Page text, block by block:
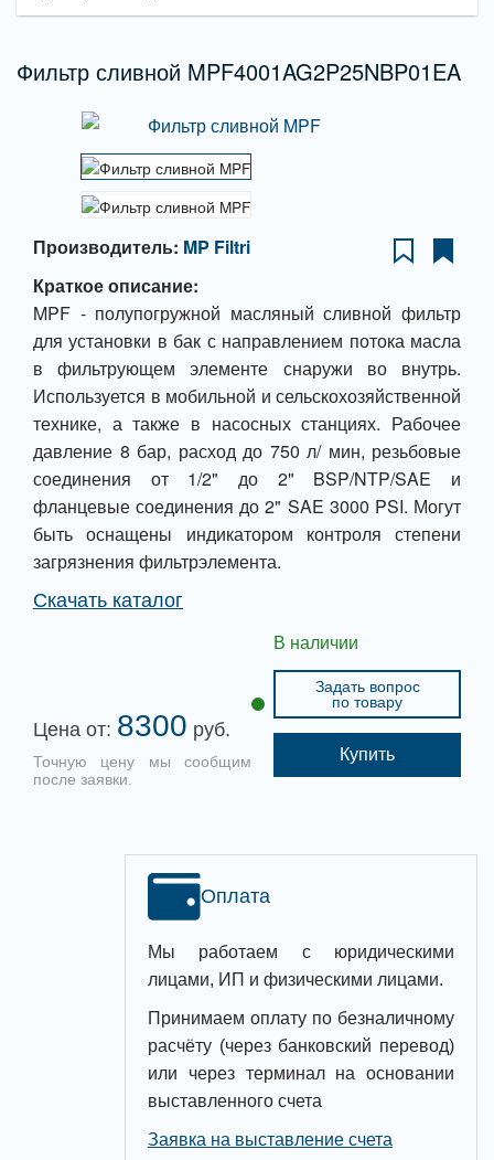
Фильтр сливной MPF4001AG2P25NBP01EA
Производитель: MP Filtri
Краткое описание:
MPF - полупогружной масляный сливной фильтр
для установки в бак с направлением потока масла
в фильтрующем элементе снаружи во внутрь.
Используется в мобильной и сельскохозяйственной
технике, а также в насосных станциях. Рабочее
давление 8 бар, расход до 750 л/ мин, резьбовые
соединения от 1/2" до 2" BSP/NTP/SAE и
фланцевые соединения до 2" SAE 3000 PSI. Могут
быть оснащены индикатором контроля степени
загрязнения фильтрэлемента.
Скачать каталог
Цена от: 8300 руб.
Точную цену мы сообщим
после заявки.
В наличии
Задать вопрос
по товару
Купить
Оплата
Мы работаем с юридическими
лицами, ИП и физическими лицами.
Принимаем оплату по безналичному
расчёту (через банковский перевод)
или через терминал на основании
выставленного счета
Заявка на выставление счета